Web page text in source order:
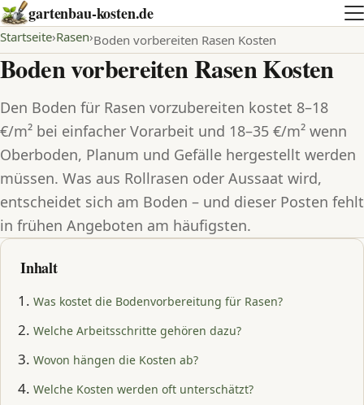
gartenbau-kosten.de
Startseite Rasen Boden vorbereiten Rasen Kosten
Boden vorbereiten Rasen Kosten
Den Boden für Rasen vorzubereiten kostet 8–18
€/m² bei einfacher Vorarbeit und 18–35 €/m² wenn
Oberboden, Planum und Gefälle hergestellt werden
müssen. Was aus Rollrasen oder Aussaat wird,
entscheidet sich am Boden – und dieser Posten fehlt
in frühen Angeboten am häufigsten.
Inhalt
Was kostet die Bodenvorbereitung für Rasen?
Welche Arbeitsschritte gehören dazu?
Wovon hängen die Kosten ab?
Welche Kosten werden oft unterschätzt?